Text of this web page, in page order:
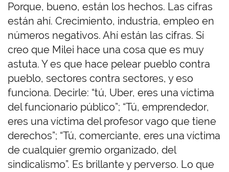
Porque, bueno, están los hechos. Las cifras
están ahí. Crecimiento, industria, empleo en
números negativos. Ahí están las cifras. Sí
creo que Milei hace una cosa que es muy
astuta. Y es que hace pelear pueblo contra
pueblo, sectores contra sectores, y eso
funciona. Decirle: “tú, Uber, eres una víctima
del funcionario público”; “Tú, emprendedor,
eres una víctima del profesor vago que tiene
derechos”; “Tú, comerciante, eres una víctima
de cualquier gremio organizado, del
sindicalismo”. Es brillante y perverso. Lo que